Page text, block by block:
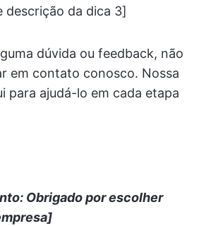
descrição da dica 3]
dúvida ou feedback, não
em contato conosco. Nossa
para ajudá-lo em cada etapa
Obrigado por escolher